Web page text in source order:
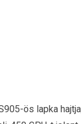
ös lapka